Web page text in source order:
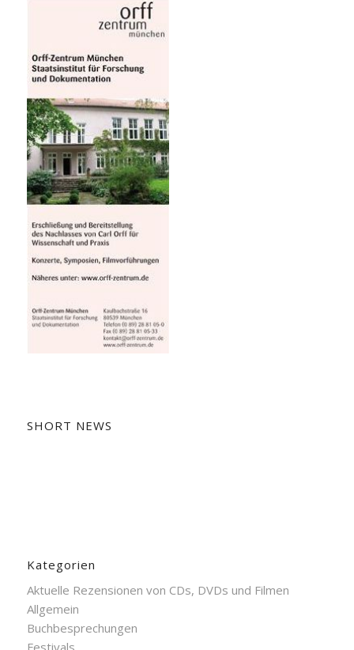
SHORT NEWS
Kategorien
Aktuelle Rezensionen von CDs, DVDs und Filmen
Allgemein
Buchbesprechungen
Festivals